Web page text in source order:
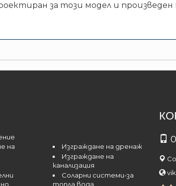
за този модел и
на
Изграждане на дренаж
Изграждане на
канализация
Соларни системи-за
топла вода